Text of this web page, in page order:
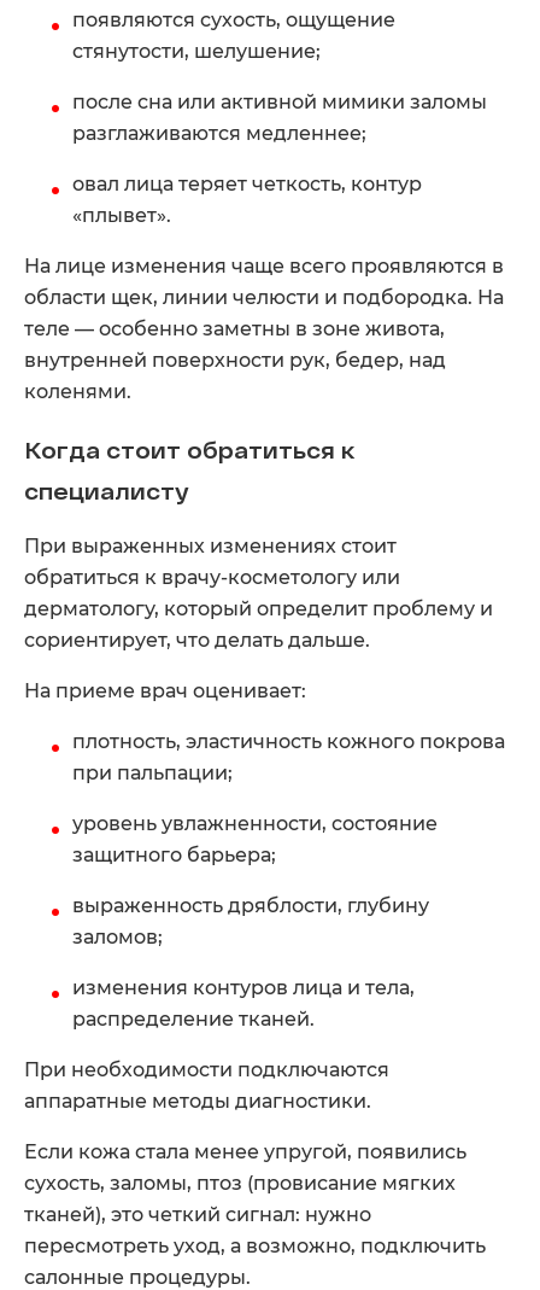
появляются сухость, ощущение
стянутости, шелушение;
после сна или активной мимики заломы
разглаживаются медленнее;
овал лица теряет четкость, контур
«плывет».
На лице изменения чаще всего проявляются в
области щек, линии челюсти и подбородка. На
теле — особенно заметны в зоне живота,
внутренней поверхности рук, бедер, над
коленями.
Когда стоит обратиться к
специалисту
При выраженных изменениях стоит
обратиться к врачу-косметологу или
дерматологу, который определит проблему и
сориентирует, что делать дальше.
На приеме врач оценивает:
плотность, эластичность кожного покрова
при пальпации;
уровень увлажненности, состояние
защитного барьера;
выраженность дряблости, глубину
заломов;
изменения контуров лица и тела,
распределение тканей.
При необходимости подключаются
аппаратные методы диагностики.
Если кожа стала менее упругой, появились
сухость, заломы, птоз (провисание мягких
тканей), это четкий сигнал: нужно
пересмотреть уход, а возможно, подключить
салонные процедуры.